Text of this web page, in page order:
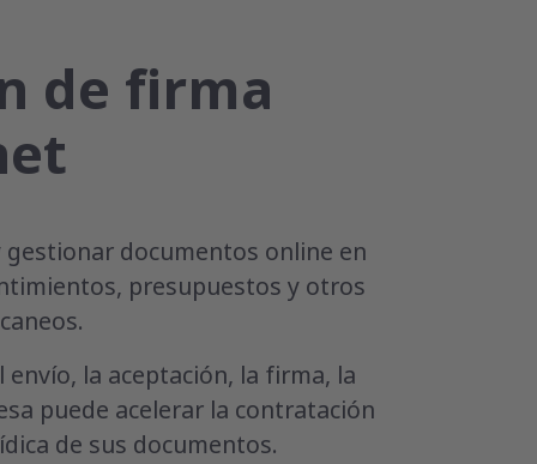
de firma
documentos online en
presupuestos y otros
la aceptación, la firma, la
puede acelerar la contratación
de sus documentos.